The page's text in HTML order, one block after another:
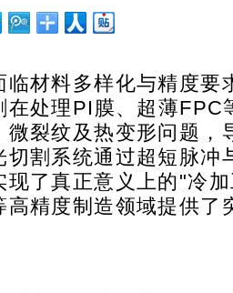
临材料多样化与精度要
在处理PI膜、超薄FPC
微裂纹及热变形问题，
切割系统通过超短脉冲
现了真正意义上的"冷
高精度制造领域提供了